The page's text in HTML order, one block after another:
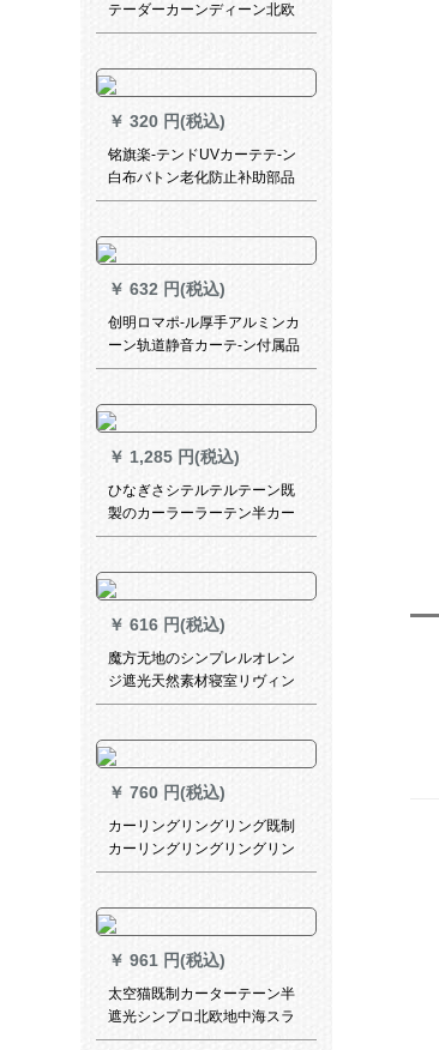
テーダーカーンディーン北欧
熱帯葉子の白ブラリーフ寝室
ーンンンンダンテ3号白-ブカ
テン打穴式オミット
￥ 320 円(税込)
铭旗楽-テンドUVカーテテ-ン
白布バトン老化防止补助部品
天象上質ベト20 m
￥ 632 円(税込)
创明ロマポ-ル厚手アルミンカ
ーン轨道静音カーテ-ン付属品
単棒双棒オーダカーンディ-ン
￥ 1,285 円(税込)
ひなぎさシテルテルテーン既
製のカーラーラーテン半カー
ンンヒヒーカーララテテン小
ンンテーンンンン断熱のレイ
ンインビン出窓紗カーカーラ
ララテン黄色の遮光-紗項高
150*170 cm
￥ 616 円(税込)
魔方无地のシンプレルオレン
ジ遮光天然素材寝室リヴィン
书房出窓カーリング3149-静
テムシステム
￥ 760 円(税込)
カーリングリングリング既制
カーリングリングリングリン
グリング寝室遮光カーターテ
グ厚手日よけ布布ショパーテ
ーテーリングリングリングリ
ングリングバッグの単纯片装
（ロマポールを除く）2.0高级
片
￥ 961 円(税込)
太空猫既制カーターテーン半
遮光シンプロ北欧地中海スラ
イプカーリング寝室书房出窓